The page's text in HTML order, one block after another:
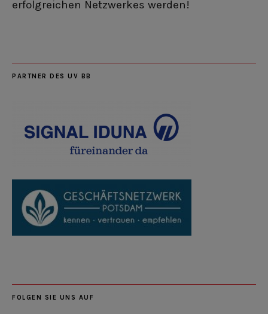
erfolgreichen Netzwerkes werden!
PARTNER DES UV BB
FOLGEN SIE UNS AUF